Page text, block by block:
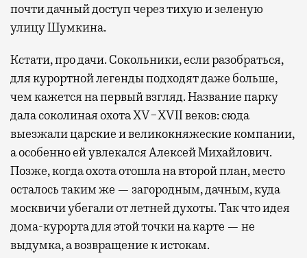
почти дачный доступ через тихую и зеленую
улицу Шумкина.
Кстати, про дачи. Сокольники, если разобраться,
для курортной легенды подходят даже больше,
чем кажется на первый взгляд. Название парку
дала соколиная охота XV−XVII веков: сюда
выезжали царские и великокняжеские компании,
а особенно ей увлекался Алексей Михайлович.
Позже, когда охота отошла на второй план, место
осталось таким же — загородным, дачным, куда
москвичи убегали от летней духоты. Так что идея
дома-курорта для этой точки на карте — не
выдумка, а возвращение к истокам.